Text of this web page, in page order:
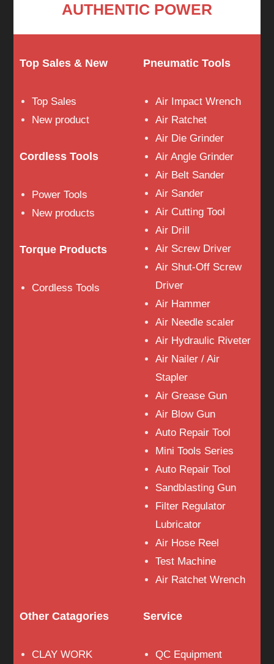
AUTHENTIC POWER
Top Sales & New
Top Sales
New product
Cordless Tools
Power Tools
New products
Torque Products
Cordless Tools
Pneumatic Tools
Air Impact Wrench
Air Ratchet
Air Die Grinder
Air Angle Grinder
Air Belt Sander
Air Sander
Air Cutting Tool
Air Drill
Air Screw Driver
Air Shut-Off Screw
Driver
Air Hammer
Air Needle scaler
Air Hydraulic Riveter
Air Nailer / Air
Stapler
Air Grease Gun
Air Blow Gun
Auto Repair Tool
Mini Tools Series
Auto Repair Tool
Sandblasting Gun
Filter Regulator
Lubricator
Air Hose Reel
Test Machine
Air Ratchet Wrench
Other Catagories
CLAY WORK
Service
QC Equipment